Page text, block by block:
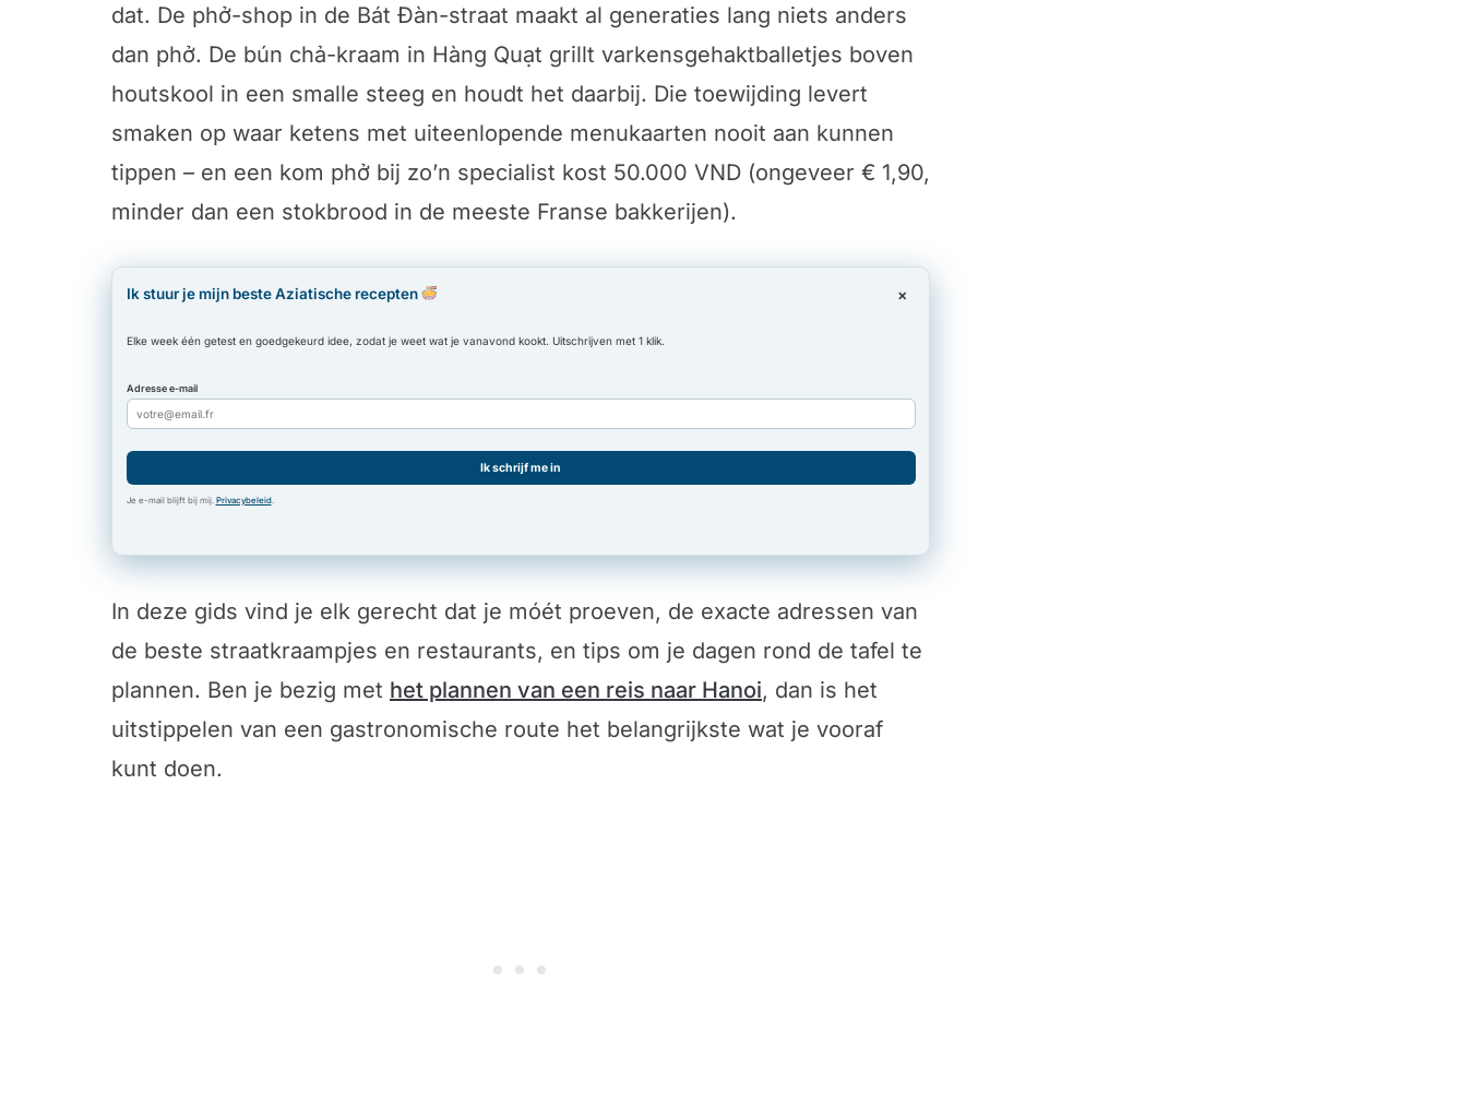
dat. De phở-shop in de Bát Đàn-straat maakt al generaties lang niets anders
dan phở. De bún chả-kraam in Hàng Quạt grillt varkensgehaktballetjes boven
houtskool in een smalle steeg en houdt het daarbij. Die toewijding levert
smaken op waar ketens met uiteenlopende menukaarten nooit aan kunnen
tippen – en een kom phở bij zo’n specialist kost 50.000 VND (ongeveer € 1,90,
minder dan een stokbrood in de meeste Franse bakkerijen).
Ik stuur je mijn beste Aziatische recepten
Elke week één getest en goedgekeurd idee, zodat je weet wat je vanavond kookt. Uitschrijven met 1 klik.
Adresse e-mail
Ik schrijf me in
Je e-mail blijft bij mij. Privacybeleid.
×
In deze gids vind je elk gerecht dat je móét proeven, de exacte adressen van
de beste straatkraampjes en restaurants, en tips om je dagen rond de tafel te
plannen. Ben je bezig met het plannen van een reis naar Hanoi, dan is het
uitstippelen van een gastronomische route het belangrijkste wat je vooraf
kunt doen.